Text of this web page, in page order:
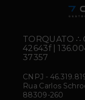
TORQUATO ∴
42643f |
37357
CNPJ -
Rua Carlos
88309-260